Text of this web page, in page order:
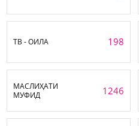
ТВ - ОИЛА 198
МАСЛИҲАТИ
МУФИД
1246